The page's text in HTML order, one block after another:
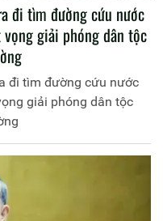
đi tìm đường cứu nước
giải phóng dân tộc
đi tìm đường cứu nước
giải phóng dân tộc